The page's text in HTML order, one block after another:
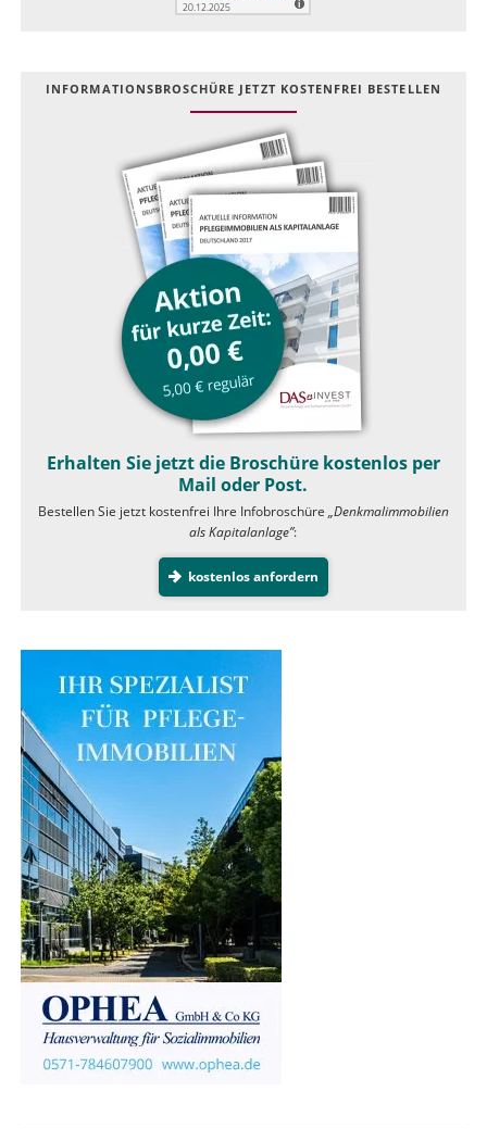
INFOR­MATIONS­BROSCHÜRE JETZT KOSTEN­FREI BESTELLEN
Erhalten Sie jetzt die Broschüre kostenlos per
Mail oder Post.
Bestellen Sie jetzt kostenfrei Ihre Infobroschüre „Denkmalimmobilien
als Kapitalanlage”:
kostenlos anfordern